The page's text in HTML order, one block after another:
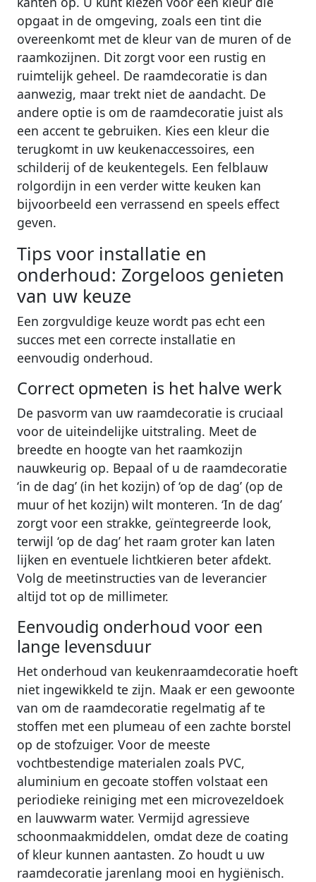
opgaat in de omgeving, zoals een tint die
overeenkomt met de kleur van de muren of de
raamkozijnen. Dit zorgt voor een rustig en
ruimtelijk geheel. De raamdecoratie is dan
aanwezig, maar trekt niet de aandacht. De
andere optie is om de raamdecoratie juist als
een accent te gebruiken. Kies een kleur die
terugkomt in uw keukenaccessoires, een
schilderij of de keukentegels. Een felblauw
rolgordijn in een verder witte keuken kan
bijvoorbeeld een verrassend en speels effect
geven.
Tips voor installatie en
onderhoud: Zorgeloos genieten
van uw keuze
Een zorgvuldige keuze wordt pas echt een
succes met een correcte installatie en
eenvoudig onderhoud.
Correct opmeten is het halve werk
De pasvorm van uw raamdecoratie is cruciaal
voor de uiteindelijke uitstraling. Meet de
breedte en hoogte van het raamkozijn
nauwkeurig op. Bepaal of u de raamdecoratie
‘in de dag’ (in het kozijn) of ‘op de dag’ (op de
muur of het kozijn) wilt monteren. ‘In de dag’
zorgt voor een strakke, geïntegreerde look,
terwijl ‘op de dag’ het raam groter kan laten
lijken en eventuele lichtkieren beter afdekt.
Volg de meetinstructies van de leverancier
altijd tot op de millimeter.
Eenvoudig onderhoud voor een
lange levensduur
Het onderhoud van keukenraamdecoratie hoeft
niet ingewikkeld te zijn. Maak er een gewoonte
van om de raamdecoratie regelmatig af te
stoffen met een plumeau of een zachte borstel
op de stofzuiger. Voor de meeste
vochtbestendige materialen zoals PVC,
aluminium en gecoate stoffen volstaat een
periodieke reiniging met een microvezeldoek
en lauwwarm water. Vermijd agressieve
schoonmaakmiddelen, omdat deze de coating
of kleur kunnen aantasten. Zo houdt u uw
raamdecoratie jarenlang mooi en hygiënisch.